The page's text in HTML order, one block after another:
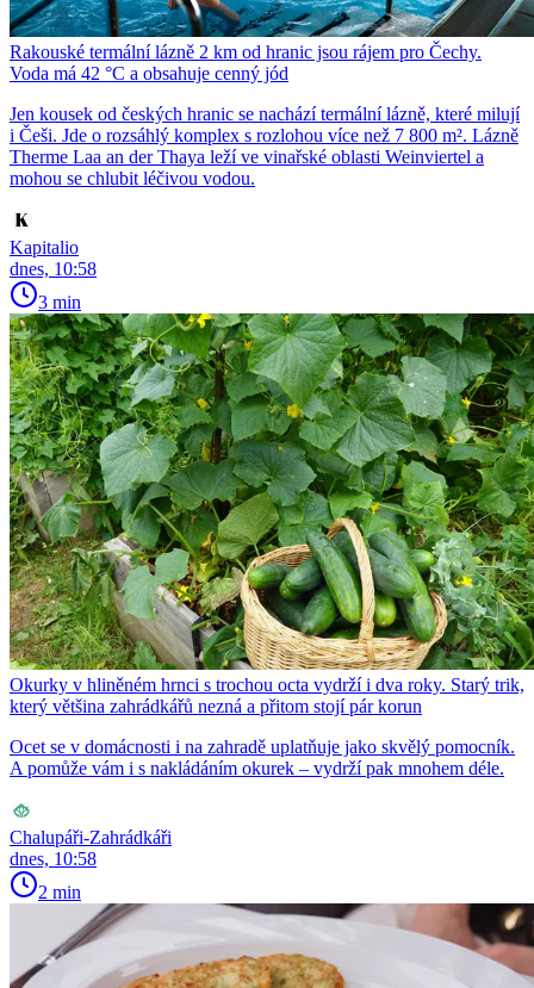
Rakouské termální lázně 2 km od hranic jsou rájem pro Čechy.
Voda má 42 °C a obsahuje cenný jód
Jen kousek od českých hranic se nachází termální lázně, které milují
i Češi. Jde o rozsáhlý komplex s rozlohou více než 7 800 m². Lázně
Therme Laa an der Thaya leží ve vinařské oblasti Weinviertel a
mohou se chlubit léčivou vodou.
Kapitalio
dnes, 10:58
3 min
Okurky v hliněném hrnci s trochou octa vydrží i dva roky. Starý trik,
který většina zahrádkářů nezná a přitom stojí pár korun
Ocet se v domácnosti i na zahradě uplatňuje jako skvělý pomocník.
A pomůže vám i s nakládáním okurek – vydrží pak mnohem déle.
Chalupáři-Zahrádkáři
dnes, 10:58
2 min